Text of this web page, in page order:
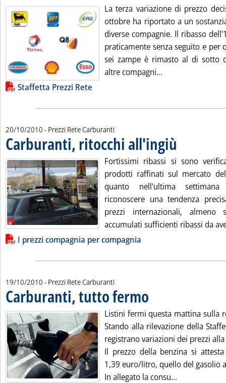
La terza variazione di prezzo
ottobre ha riportato a un
diverse compagnie. Il ribasso
praticamente senza seguito e per
sei zampe è rimasto al di sotto
altre compagni...
Lista allegati PDF alla notizia
Staffetta Prezzi Rete
20/10/2010 - Prezzi Rete Carburanti
Carburanti, ritocchi all'ingiù
. Pubblicata mercoledì 20 ottobre 2010 alle 9.3.Fortissimi ribassi si sono
prodotti raffinati sul mercato
quanto nell'ultima
riconoscere una tendenza
prezzi internazionali,
accumulati sufficienti ribassi da
Lista allegati PDF alla notizia
I prezzi compagnia per compagnia
19/10/2010 - Prezzi Rete Carburanti
Carburanti, tutto fermo
. Pubblicata martedì 19 ottobre 2010 alle 8.57.Listini fermi questa mattina sulla
Stando alla rilevazione della
registrano variazioni dei prezzi
Il prezzo della benzina si
1,39 euro/litro, quello del gasolio
In allegato la consu...